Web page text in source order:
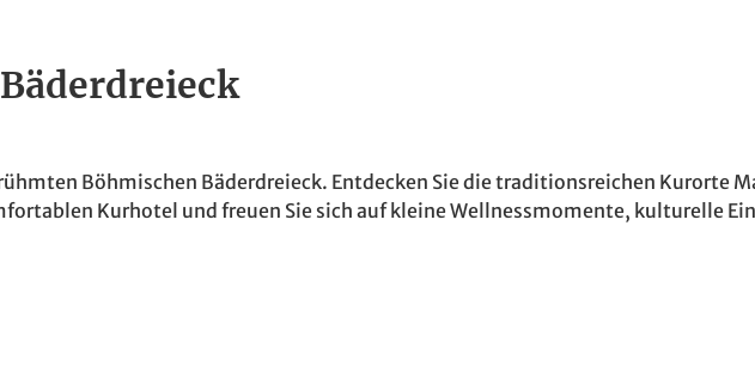
Böhmischen Bäderdreieck. Entdecken Sie die traditionsreichen Kurorte
Kurhotel und freuen Sie sich auf kleine Wellnessmomente, kulturelle